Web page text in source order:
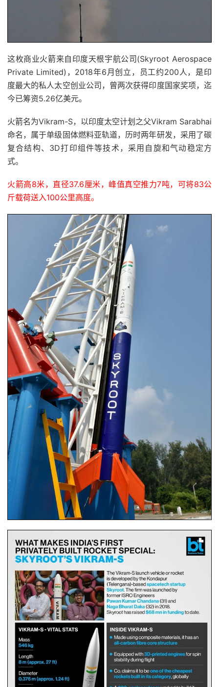
这枚商业火箭来自印度天根宇航公司(Skyroot Aerospace
Private Limited)，2018年6月创立，员工约200人，是印
度最大的私人太空创业公司，曾两次获得印度国家奖项，迄
今已筹资5.26亿美元。
火箭名为Vikram-S，以印度太空计划之父Vikram Sarabhai
命名，属于单级固体燃料亚轨道，历时两年研发，采用了碳
复合结构、3D打印组件等技术，采用自旋和气动稳定方
式。
火箭高8米，直径37.6厘米，峰值真空推力7吨，可将83公
斤载荷送入100公里高度。